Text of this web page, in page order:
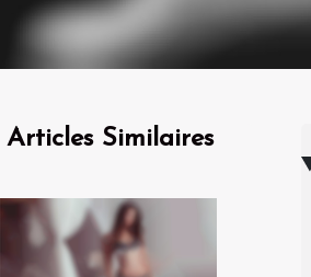
Articles Similaires